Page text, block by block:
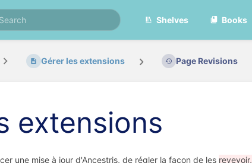
Shelves Books
Gérer les extensions Page Revisions
extensions
une mise à jour d'Ancestris, de régler la façon de les revevoir,